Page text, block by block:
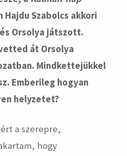
Szabolcs akkori
Orsolya játszott.
át Orsolya
Mindkettejükkel
Emberileg hogyan
helyzetet?
a szerepre,
hogy